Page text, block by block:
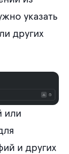
указать
других
или
и других